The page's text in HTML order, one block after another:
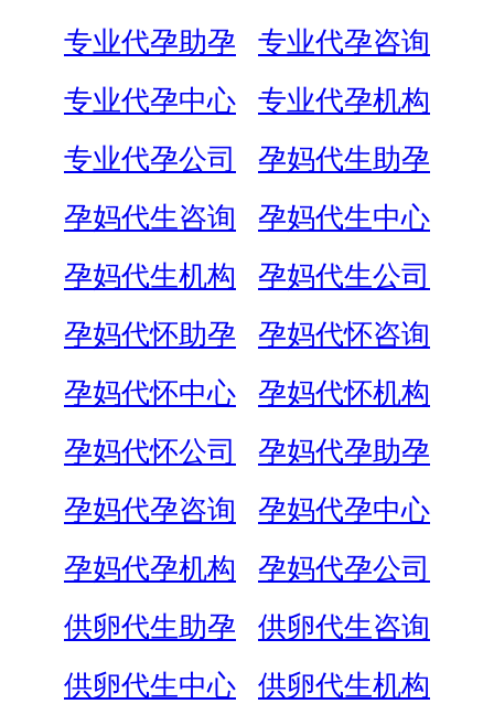
专业代孕助孕
专业代孕咨询
专业代孕中心
专业代孕机构
专业代孕公司
孕妈代生助孕
孕妈代生咨询
孕妈代生中心
孕妈代生机构
孕妈代生公司
孕妈代怀助孕
孕妈代怀咨询
孕妈代怀中心
孕妈代怀机构
孕妈代怀公司
孕妈代孕助孕
孕妈代孕咨询
孕妈代孕中心
孕妈代孕机构
孕妈代孕公司
供卵代生助孕
供卵代生咨询
供卵代生中心
供卵代生机构